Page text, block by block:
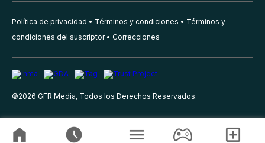
Política de privacidad Términos y condiciones
Términos y
condiciones del suscriptor
Correcciones
©2026 GFR Media, Todos los Derechos Reservados.